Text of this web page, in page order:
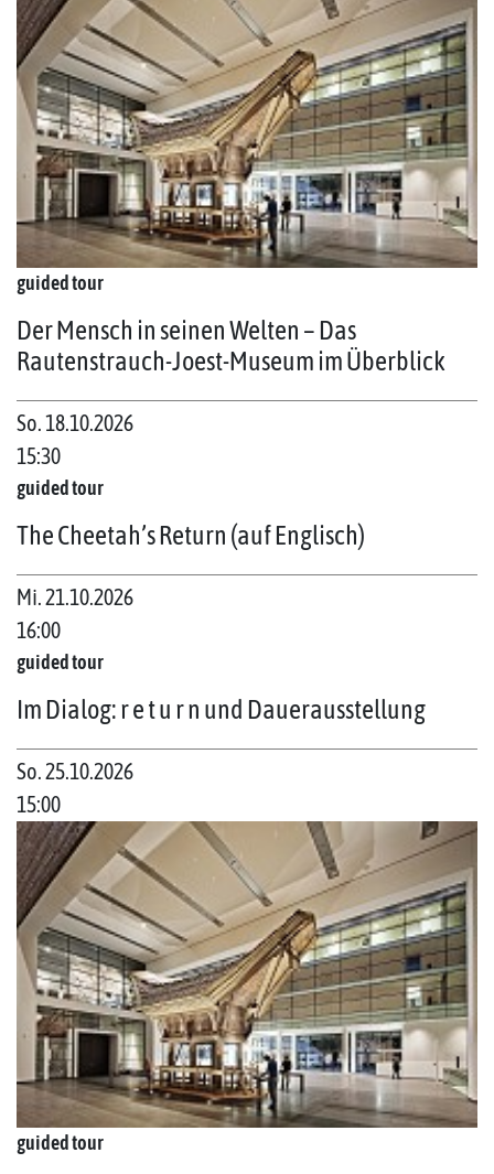
guided tour
Der Mensch in seinen Welten – Das
Rautenstrauch-Joest-Museum im Überblick
So. 18.10.2026
15:30
guided tour
The Cheetah’s Return (auf Englisch)
Mi. 21.10.2026
16:00
guided tour
Im Dialog: r e t u r n und Dauerausstellung
So. 25.10.2026
15:00
guided tour